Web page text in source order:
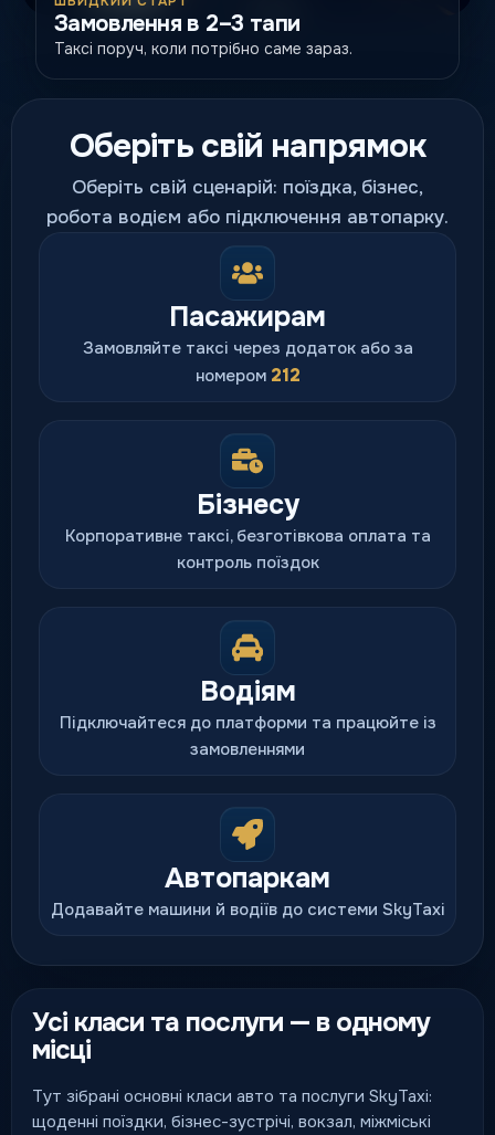
Замовлення в 2–3 тапи
Таксі поруч, коли потрібно саме зараз.
Оберіть свій напрямок
Оберіть свій сценарій: поїздка, бізнес,
робота водієм або підключення автопарку.
Пасажирам
Замовляйте таксі через додаток або за
номером 212
Бізнесу
Корпоративне таксі, безготівкова оплата та
контроль поїздок
Водіям
Підключайтеся до платформи та працюйте із
замовленнями
Автопаркам
Додавайте машини й водіїв до системи SkyTaxi
Усі класи та послуги — в одному
місці
Тут зібрані основні класи авто та послуги SkyTaxi:
щоденні поїздки, бізнес-зустрічі, вокзал, міжміські